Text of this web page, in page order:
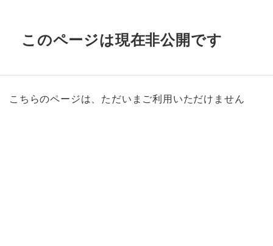
このページは現在非公開です
こちらのページは、ただいまご利用いただけません